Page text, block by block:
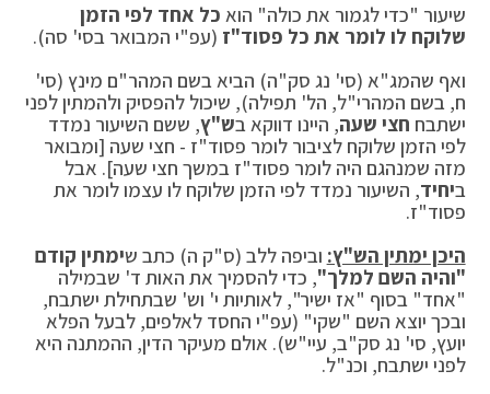
שיעור "כדי לגמור את כולה" הוא כל אחד לפי הזמן
שלוקח לו לומר את כל פסוד"ז (עפ"י המבואר בסי' סה).
ואף שהמג"א (סי' נג סק"ה) הביא בשם המהר"ם מינץ (סי'
ח, בשם המהרי"ל, הל' תפילה), שיכול להפסיק ולהמתין לפני
ישתבח חצי שעה, היינו דווקא בש"ץ, ששם השיעור נמדד
לפי הזמן שלוקח לציבור לומר פסוד"ז - חצי שעה [ומבואר
מזה שמנהגם היה לומר פסוד"ז במשך חצי שעה]. אבל
ביחיד, השיעור נמדד לפי הזמן שלוקח לו עצמו לומר את
פסוד"ז.
היכן ימתין הש"ץ: וביפה ללב (ס"ק ה) כתב שימתין קודם
"והיה השם למלך", כדי להסמיך את האות ד' שבמילה
"אחד" בסוף "אז ישיר", לאותיות י' וש' שבתחילת ישתבח,
ובכך יוצא השם "שקי" (עפ"י החסד לאלפים, לבעל הפלא
יועץ, סי' נג סק"ב, עיי"ש). אולם מעיקר הדין, ההמתנה היא
לפני ישתבח, וכנ"ל.